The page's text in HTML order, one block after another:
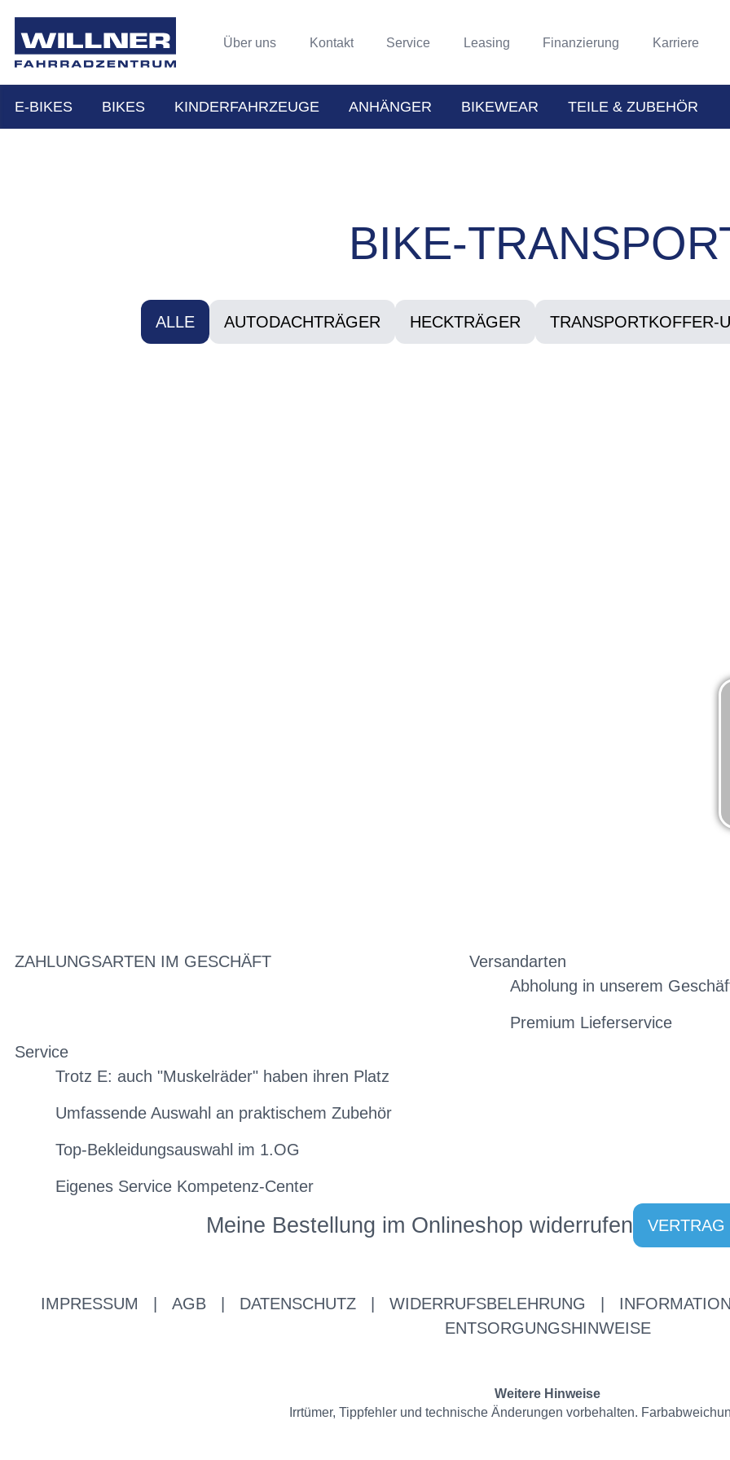
Über uns Kontakt Service Leasing Finanzierung Karriere
E-BIKES BIKES KINDERFAHRZEUGE ANHÄNGER BIKEWEAR TEILE & ZUBEHÖR
BIKE-
ALLE AUTODACHTRÄGER HECKTRÄGER TRANSPORTKOFFER-
ZAHLUNGSARTEN IM GESCHÄFT
Versandarten
Abholung in unserem
Premium Lieferservice
Service
Trotz E: auch "Muskelräder" haben ihren Platz
Umfassende Auswahl an praktischem Zubehör
Top-Bekleidungsauswahl im 1.OG
Eigenes Service Kompetenz-Center
Meine Bestellung im Onlineshop widerrufen VERTRAG
IMPRESSUM AGB DATENSCHUTZ WIDERRUFSBELEHRUNG
ENTSORGUNGSHINWEISE
Weitere Hinweise
Irrtümer, Tippfehler und technische Änderungen vorbehalten.